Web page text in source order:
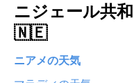
ニジェール共
🇳🇪
ニアメの天気